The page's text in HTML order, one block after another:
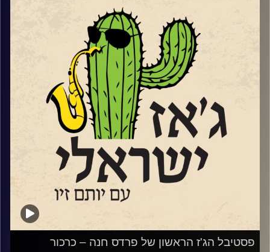
שהחלה ב – 2.6 ותסתיים ב – 8.9. שוחחנו עם שתיים
מהמוזיקאיות שיופיעו בסדרה.
עידית מינצר שתופיע ב 14.7
עם החמישייה בהובלתה שהופיעה לראשונה בפסטיבל הג'ז
ועם סלעית להב שתופיע
עם ההרכב הברזילאי שלה, "שורולה" ב 28.7
בהמשך לקראת שתי הופעות שלו בשבלול ג'אז בתל אביב
שוחחנו עם הפסנתרן טמיר הנדלמן שמגיע להשיק את אלבום
החדש שלו עם הזמרת טיירני טוסון.
סיימנו עם סינגל
מתוך האלבום החדש של המלחין והחצוצרן איתמר בורוכוב.
פסטיבל הג'ז הראשון של פרדס חנה – כרכור